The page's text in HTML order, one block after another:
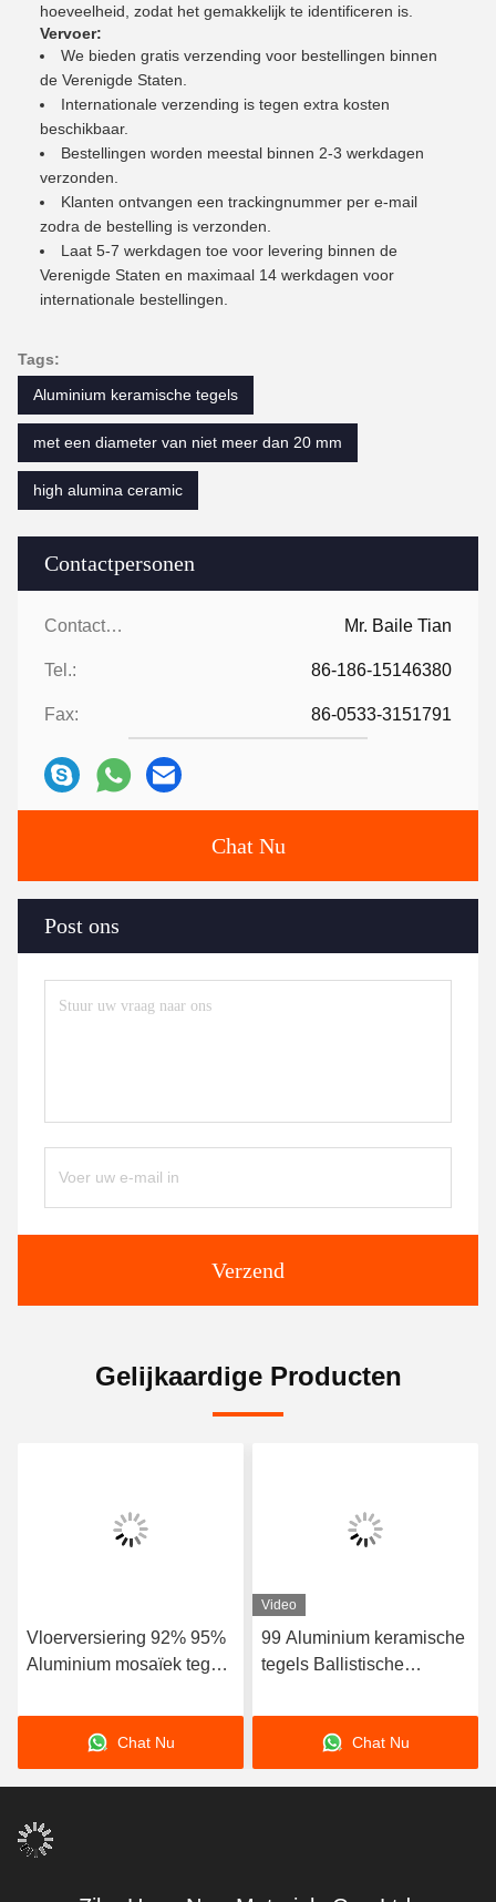
Contactpersonen
Contactpersonen: Mr. Baile Tian
Tel.: 86-186-15146380
Fax: 86-0533-3151791
Chat Nu
Post ons
Verzend
hoeveelheid, zodat het gemakkelijk te identificeren is.
Vervoer:
We bieden gratis verzending voor bestellingen binnen
de Verenigde Staten.
Internationale verzending is tegen extra kosten
beschikbaar.
Bestellingen worden meestal binnen 2-3 werkdagen
verzonden.
Klanten ontvangen een trackingnummer per e-mail
zodra de bestelling is verzonden.
Laat 5-7 werkdagen toe voor levering binnen de
Verenigde Staten en maximaal 14 werkdagen voor
internationale bestellingen.
Tags:
Aluminium keramische tegels
met een diameter van niet meer dan 20 mm
high alumina ceramic
Gelijkaardige Producten
Vloerversiering 92% 95%
Aluminium mosaïek tegels
Chat Nu
Video
99 Aluminium keramische
tegels Ballistische
luchtsluis
Chat Nu